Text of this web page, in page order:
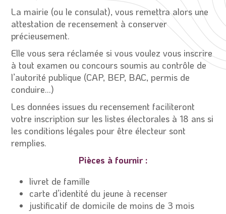
La mairie (ou le consulat), vous remettra alors une
attestation de recensement à conserver
précieusement.
Elle vous sera réclamée si vous voulez vous inscrire
à tout examen ou concours soumis au contrôle de
l’autorité publique (CAP, BEP, BAC, permis de
conduire…)
Les données issues du recensement faciliteront
votre inscription sur les listes électorales à 18 ans si
les conditions légales pour être électeur sont
remplies.
Pièces à fournir :
livret de famille
carte d’identité du jeune à recenser
justificatif de domicile de moins de 3 mois